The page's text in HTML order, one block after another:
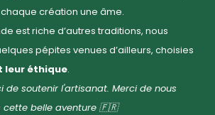
création une âme.
est riche d’autres traditions, nous
pépites venues d’ailleurs, choisies
leur éthique.
de soutenir l'artisanat. Merci de nous
cette belle aventure 🇫🇷